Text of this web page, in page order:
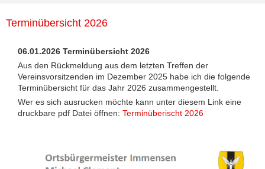
Terminübersicht 2026
06.01.2026 Terminübersicht 2026
Aus den Rückmeldung aus dem letzten Treffen der
Vereinsvorsitzenden im Dezember 2025 habe ich die folgende
Terminübersicht für das Jahr 2026 zusammengestellt.
Wer es sich ausrucken möchte kann unter diesem Link eine
druckbare pdf Datei öffnen: Terminüberischt 2026